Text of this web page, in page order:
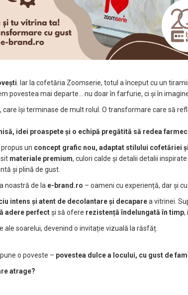
. Iar la cofetăria Zoomserie, totul a început cu un
povestea mai departe… nu doar în farfurie, ci și în
își terminase de mult rolul. O transformare care să
idei proaspete și o echipă pregătită să redea
un concept grafic nou, adaptat stilului cofetăriei
materiale premium, culori calde și detalii detalii inspirate
și plină de gust.
noastră de la e-brand.ro – oameni cu experiență, dar și
intens și atent de decolantare și decaparea vitrinei.
adere perfectși să ofere rezistență îndelungată în timp,
ale soarelui, devenind o invitație vizuală la răsfăț.
o poveste – povestea dulce a locului, cu gust de
atrage?